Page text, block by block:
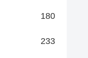
180
233